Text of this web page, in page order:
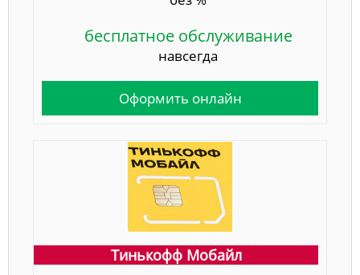
бесплатное обслуживание
навсегда
Оформить онлайн
Тинькофф Мобайл